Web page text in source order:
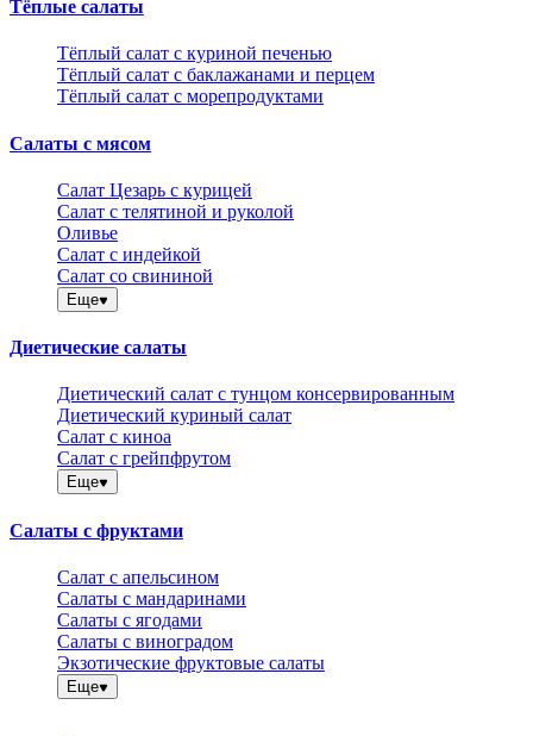
Тёплые салаты
Тёплый салат с куриной печенью
Тёплый салат с баклажанами и перцем
Тёплый салат с морепродуктами
Салаты с мясом
Салат Цезарь с курицей
Салат с телятиной и руколой
Оливье
Салат с индейкой
Салат со свининой
Еще
Диетические салаты
Диетический салат с тунцом консервированным
Диетический куриный салат
Салат с киноа
Салат с грейпфрутом
Еще
Салаты с фруктами
Салат с апельсином
Салаты с мандаринами
Салаты с ягодами
Салаты с виноградом
Экзотические фруктовые салаты
Еще